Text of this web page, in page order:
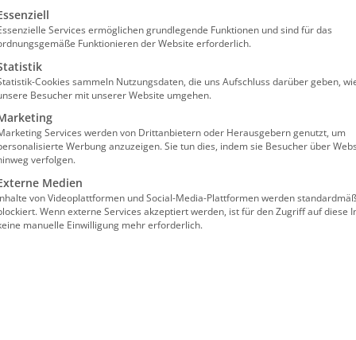
eingesetzte Bund-Länder-Kommission hat
der Pflegeversicherung unverändert bleiben,
erhalten und der Pflegegrad 1 von einer zuvor
Einrichtungen (bad) e.V. zeugte der
umfassende Pflegereform erkennen.
Einfallsreichtum noch Visionen erkennen,
beurteilt Andrea Kapp,
Signal feststellen kann, dass die Kommission
ernst nimmt, und diese Änderungsvorschläge
Festhalten am Teilkasko-Prinzip und die
Nur mit einer Pflegereform, die ihren
Sicherung der pflegerischen Versorgung in
Maßnahmen, die den Leistungsanspruch der
eine Liste der Service-Gruppen, für die eine
Services ermöglichen grundlegende Funktionen und sind für das
Funktionieren der Website erforderlich.
Cookies sammeln Nutzungsdaten, die uns Aufschluss darüber geben,
Besucher mit unserer Website umgehen.
Services werden von Drittanbietern oder Herausgebern genutzt, um
Werbung anzuzeigen. Sie tun dies, indem sie Besucher über
verfolgen.
Medien
von Videoplattformen und Social-Media-Plattformen werden
Wenn externe Services akzeptiert werden, ist für den Zugriff auf diese
manuelle Einwilligung mehr erforderlich.